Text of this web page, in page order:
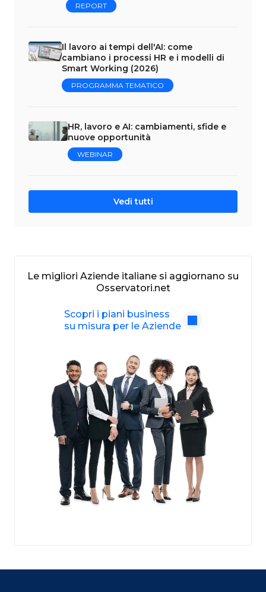
REPORT
Il lavoro ai tempi dell'AI: come
cambiano i processi HR e i modelli di
Smart Working (2026)
PROGRAMMA TEMATICO
HR, lavoro e AI: cambiamenti, sfide e
nuove opportunità
WEBINAR
Vedi tutti
Le migliori Aziende italiane si aggiornano su
Osservatori.net
Scopri i piani business
su misura per le Aziende